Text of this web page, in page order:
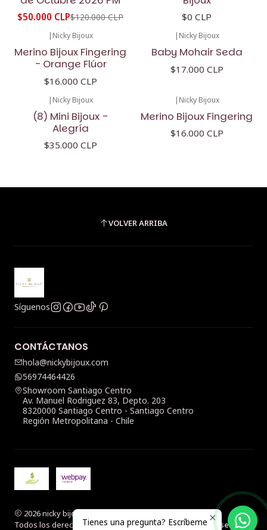
$50.000 CLP$120.000 CLP $0 CLP
| Nicky Bijoux
Merino Bijoux Fingering
- Orange Flúor
$16.000 CLP
| Nicky Bijoux
Baby Mohair Seda
$17.000 CLP
| Nicky Bijoux
(8) Mini Bijoux -
Alegría
$35.000 CLP
| Nicky Bijoux
Merino Bijoux Fingering
$16.000 CLP
VOLVER ARRIBA
Síguenos
CONTÁCTANOS
hola@nickybijoux.com
56974464426
Showroom Santiago Centro
Av. Manuel Rodriguez 83, Depto. 203
8320000 Santiago Centro - Santiago Centro
Región Metropolitana - Chile
2026 nicky bijoux.
Todos los derechos reservados.Desarrollado por Jumpseller.
Tienes una pregunta? Escríbeme